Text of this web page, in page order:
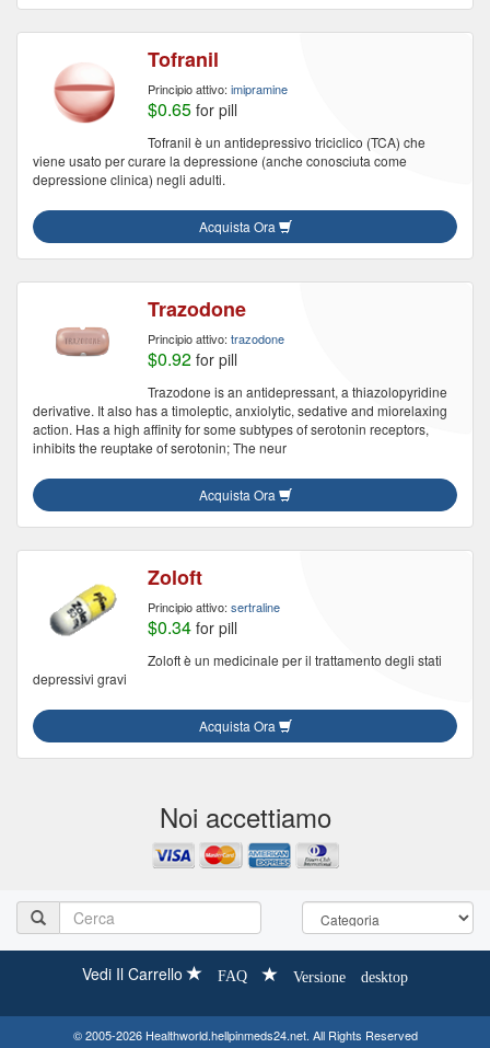
Tofranil
Principio attivo: imipramine
$0.65 for pill
Tofranil è un antidepressivo triciclico (TCA) che
viene usato per curare la depressione (anche conosciuta come
depressione clinica) negli adulti.
Acquista Ora
Trazodone
Principio attivo: trazodone
$0.92 for pill
Trazodone is an antidepressant, a thiazolopyridine
derivative. It also has a timoleptic, anxiolytic, sedative and miorelaxing
action. Has a high affinity for some subtypes of serotonin receptors,
inhibits the reuptake of serotonin; The neur
Acquista Ora
Zoloft
Principio attivo: sertraline
$0.34 for pill
Zoloft è un medicinale per il trattamento degli stati
depressivi gravi
Acquista Ora
Noi accettiamo
Vedi Il Carrello FAQ Versione desktop
© 2005-2026 Healthworld.hellpinmeds24.net. All Rights Reserved